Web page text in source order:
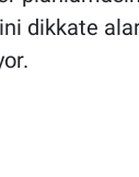
dikkate